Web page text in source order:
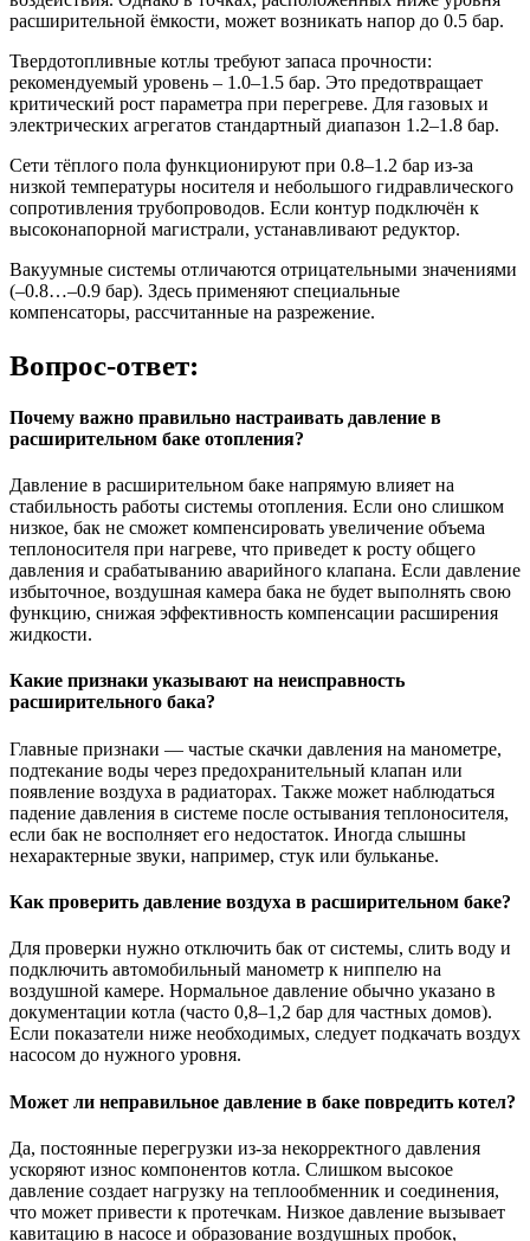
расширительной ёмкости, может возникать напор до 0.5 бар.
Твердотопливные котлы требуют запаса прочности:
рекомендуемый уровень – 1.0–1.5 бар. Это предотвращает
критический рост параметра при перегреве. Для газовых и
электрических агрегатов стандартный диапазон 1.2–1.8 бар.
Сети тёплого пола функционируют при 0.8–1.2 бар из-за
низкой температуры носителя и небольшого гидравлического
сопротивления трубопроводов. Если контур подключён к
высоконапорной магистрали, устанавливают редуктор.
Вакуумные системы отличаются отрицательными значениями
(–0.8…–0.9 бар). Здесь применяют специальные
компенсаторы, рассчитанные на разрежение.
Вопрос-ответ:
Почему важно правильно настраивать давление в
расширительном баке отопления?
Давление в расширительном баке напрямую влияет на
стабильность работы системы отопления. Если оно слишком
низкое, бак не сможет компенсировать увеличение объема
теплоносителя при нагреве, что приведет к росту общего
давления и срабатыванию аварийного клапана. Если давление
избыточное, воздушная камера бака не будет выполнять свою
функцию, снижая эффективность компенсации расширения
жидкости.
Какие признаки указывают на неисправность
расширительного бака?
Главные признаки — частые скачки давления на манометре,
подтекание воды через предохранительный клапан или
появление воздуха в радиаторах. Также может наблюдаться
падение давления в системе после остывания теплоносителя,
если бак не восполняет его недостаток. Иногда слышны
нехарактерные звуки, например, стук или бульканье.
Как проверить давление воздуха в расширительном баке?
Для проверки нужно отключить бак от системы, слить воду и
подключить автомобильный манометр к ниппелю на
воздушной камере. Нормальное давление обычно указано в
документации котла (часто 0,8–1,2 бар для частных домов).
Если показатели ниже необходимых, следует подкачать воздух
насосом до нужного уровня.
Может ли неправильное давление в баке повредить котел?
Да, постоянные перегрузки из-за некорректного давления
ускоряют износ компонентов котла. Слишком высокое
давление создает нагрузку на теплообменник и соединения,
что может привести к протечкам. Низкое давление вызывает
кавитацию в насосе и образование воздушных пробок,